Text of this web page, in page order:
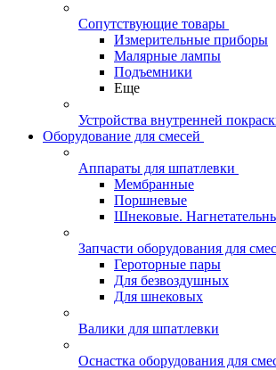
Сопутствующие товары
Измерительные приборы
Малярные лампы
Подъемники
Еще
Устройства внутренней
Оборудование для смесей
Аппараты для шпатлевки
Мембранные
Поршневые
Шнековые.
Запчасти оборудования для
Героторные пары
Для безвоздушных
Для шнековых
Валики для шпатлевки
Оснастка оборудования для